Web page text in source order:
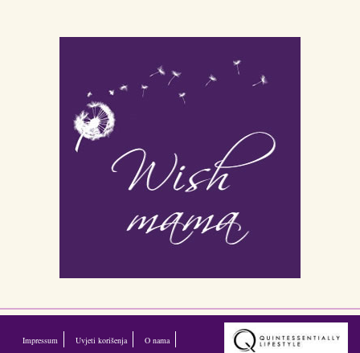
Impressum Uvjeti korišenja O nama